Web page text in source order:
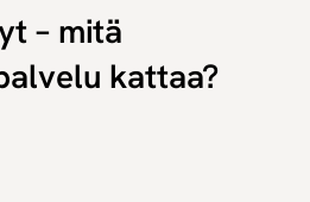
– mitä
kattaa?